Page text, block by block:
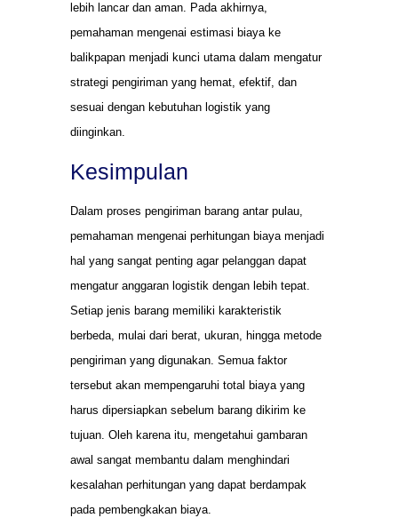
lebih lancar dan aman. Pada akhirnya,
pemahaman mengenai estimasi biaya ke
balikpapan menjadi kunci utama dalam mengatur
strategi pengiriman yang hemat, efektif, dan
sesuai dengan kebutuhan logistik yang
diinginkan.
Kesimpulan
Dalam proses pengiriman barang antar pulau,
pemahaman mengenai perhitungan biaya menjadi
hal yang sangat penting agar pelanggan dapat
mengatur anggaran logistik dengan lebih tepat.
Setiap jenis barang memiliki karakteristik
berbeda, mulai dari berat, ukuran, hingga metode
pengiriman yang digunakan. Semua faktor
tersebut akan mempengaruhi total biaya yang
harus dipersiapkan sebelum barang dikirim ke
tujuan. Oleh karena itu, mengetahui gambaran
awal sangat membantu dalam menghindari
kesalahan perhitungan yang dapat berdampak
pada pembengkakan biaya.